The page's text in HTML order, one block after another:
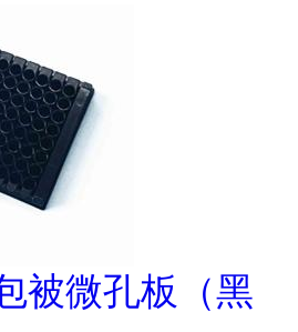
被微孔板（黑